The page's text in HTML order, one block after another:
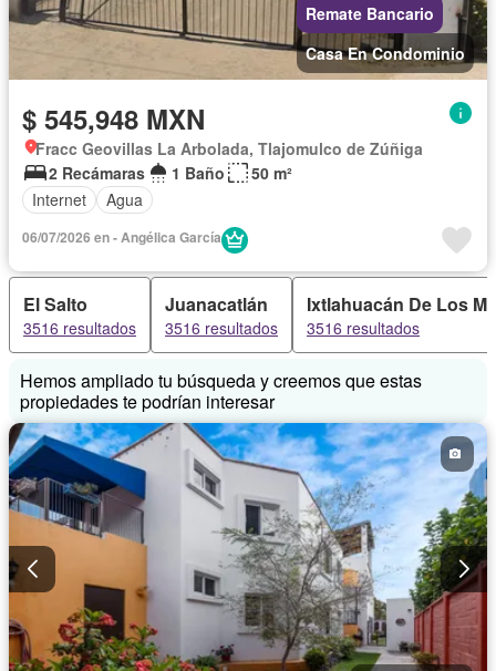
Remate Bancario
Casa En Condominio
$ 545,948 MXN
Fracc Geovillas La Arbolada, Tlajomulco de Zúñiga
2 Recámaras
1 Baño
50 m²
Internet
Agua
06/07/2026 en - Angélica García
El Salto
3516 resultados
Juanacatlán
3516 resultados
Ixtlahuacán De Los
3516 resultados
Hemos ampliado tu búsqueda y creemos que estas
propiedades te podrían interesar